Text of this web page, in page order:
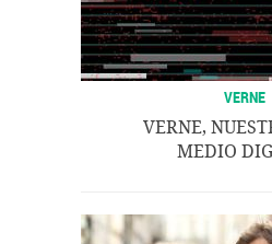
VERNE
VERNE,
MEDIO